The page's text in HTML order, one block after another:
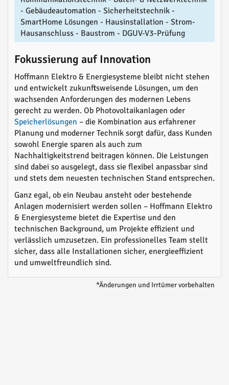
- Gebäudeautomation - Sicherheitstechnik -
SmartHome Lösungen - Hausinstallation - Strom-
Hausanschluss - Baustrom - DGUV-V3-Prüfung
Fokussierung auf Innovation
Hoffmann Elektro & Energiesysteme bleibt nicht stehen
und entwickelt zukunftsweisende Lösungen, um den
wachsenden Anforderungen des modernen Lebens
gerecht zu werden. Ob Photovoltaikanlagen oder
Speicherlösungen – die Kombination aus erfahrener
Planung und moderner Technik sorgt dafür, dass Kunden
sowohl Energie sparen als auch zum
Nachhaltigkeitstrend beitragen können. Die Leistungen
sind dabei so ausgelegt, dass sie flexibel anpassbar sind
und stets dem neuesten technischen Stand entsprechen.
Ganz egal, ob ein Neubau ansteht oder bestehende
Anlagen modernisiert werden sollen – Hoffmann Elektro
& Energiesysteme bietet die Expertise und den
technischen Background, um Projekte effizient und
verlässlich umzusetzen. Ein professionelles Team stellt
sicher, dass alle Installationen sicher, energieeffizient
und umweltfreundlich sind.
*Änderungen und Irrtümer vorbehalten